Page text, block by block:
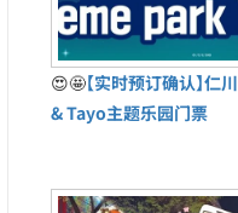
😍🤩【实时预订确认】
& Tayo主题乐园门票